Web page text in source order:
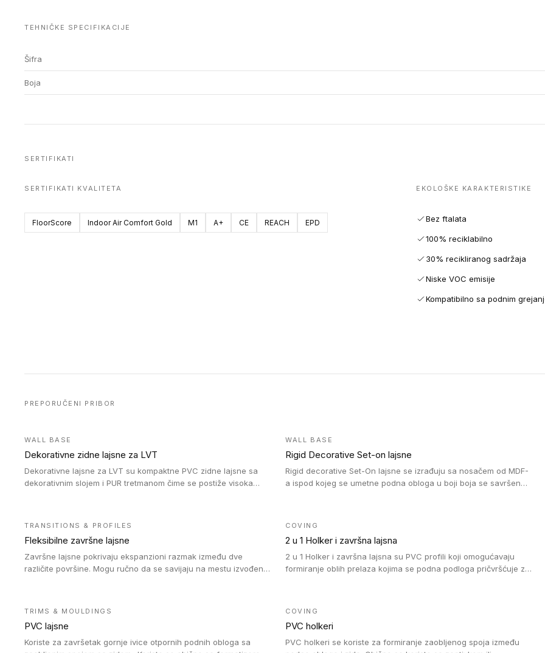
TEHNIČKE SPECIFIKACIJE
Šifra
Boja
SERTIFIKATI
SERTIFIKATI KVALITETA
FloorScore Indoor Air Comfort Gold M1 A+ CE REACH EPD
EKOLOŠKE KARAKTERISTIKE
Bez ftalata
100% reciklabilno
30% recikliranog sadržaja
Niske VOC emisije
Kompatibilno sa podnim
PREPORUČENI PRIBOR
WALL BASE
Dekorativne zidne lajsne za LVT
Dekorativne lajsne za LVT su kompaktne PVC zidne lajsne sa
dekorativnim slojem i PUR tretmanom čime se postiže visoka
WALL BASE
Rigid Decorative Set-on lajsne
Rigid decorative Set-On lajsne se izrađuju sa nosačem od MDF-
a ispod kojeg se umetne podna obloga u boji boja se savršeno
TRANSITIONS & PROFILES
Fleksibilne završne lajsne
Završne lajsne pokrivaju ekspanzioni razmak između dve
različite površine. Mogu ručno da se savijaju na mestu izvođenja
(kompaktni i akustički), kao i sa podnim oblogama od linoleuma.
COVING
2 u 1 Holker i završna lajsna
2 u 1 Holker i završna lajsna su PVC profili koji omogućavaju
formiranje oblih prelaza kojima se podna podloga pričvršćuje za
TRIMS & MOULDINGS
PVC lajsne
Koriste za završetak gornje ivice otpornih podnih obloga sa
COVING
PVC holkeri
PVC holkeri se koriste za formiranje zaobljenog spoja između